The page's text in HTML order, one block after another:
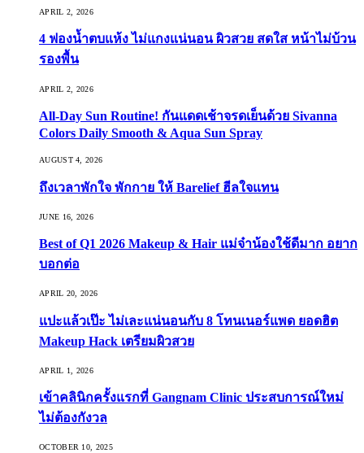
APRIL 2, 2026
4 ฟองน้ำตบแห้ง ไม่แกงแน่นอน ผิวสวย สดใส หน้าไม่บ้วน
รองพื้น
APRIL 2, 2026
All-Day Sun Routine! กันแดดเช้าจรดเย็นด้วย Sivanna
Colors Daily Smooth & Aqua Sun Spray
AUGUST 4, 2026
ถึงเวลาพักใจ พักกาย ให้ Barelief ฮีลใจแทน
JUNE 16, 2026
Best of Q1 2026 Makeup & Hair แม่จ๋าน้องใช้ดีมาก อยาก
บอกต่อ
APRIL 20, 2026
แปะแล้วเป๊ะ ไม่เละแน่นอนกับ 8 โทนเนอร์แพด ยอดฮิต
Makeup Hack เตรียมผิวสวย
APRIL 1, 2026
เข้าคลินิกครั้งแรกที่ Gangnam Clinic ประสบการณ์ใหม่
ไม่ต้องกังวล
OCTOBER 10, 2025